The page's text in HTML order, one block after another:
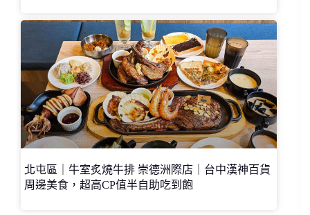
北屯區｜牛室炙燒牛排 崇德洲際店｜台中漢神百貨
周邊美食，超高CP值半自助吃到飽